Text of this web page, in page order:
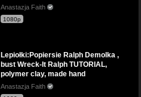
Anastazja Faith
1080p
Lepiołki:Popiersie Ralph Demolka ,
bust Wreck-It Ralph TUTORIAL,
polymer clay, made hand
Anastazja Faith